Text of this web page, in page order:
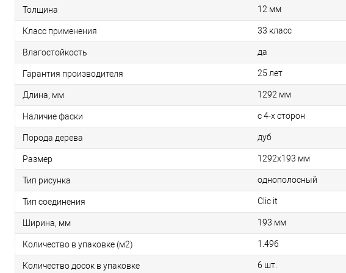
Толщина 12 мм
Класс применения 33 класс
Влагостойкость да
Гарантия производителя 25 лет
Длина, мм 1292 мм
Наличие фаски с 4-х сторон
Порода дерева дуб
Размер 1292x193 мм
Тип рисунка однополосный
Тип соединения Clic it
Ширина, мм 193 мм
Количество в упаковке (м2) 1.496
Количество досок в упаковке 6 шт.